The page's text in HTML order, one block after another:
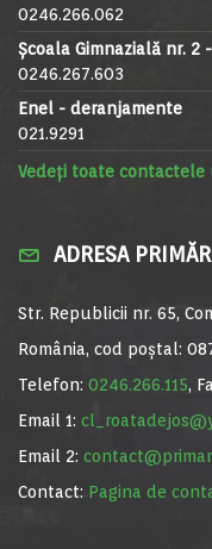
0246.266.062
Școala Gimnazială nr. 2
0246.267.603
Enel - deranjamente
021.9291
Vedeți toate contactele
ADRESA
Str. Republicii nr. 65,
România, cod poștal:
Telefon: 0246.266.115,
Email 1:
Email 2:
Contact: Pagina de